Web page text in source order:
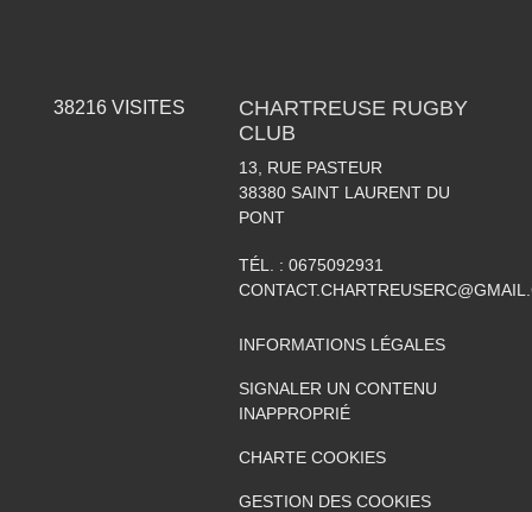
38216VISITES
CHARTREUSE RUGBY
CLUB
13, RUE PASTEUR
38380 SAINT LAURENT DU
PONT
TÉL. : 0675092931
INFORMATIONS LÉGALES
SIGNALER UN CONTENU
INAPPROPRIÉ
CHARTE COOKIES
GESTION DES COOKIES